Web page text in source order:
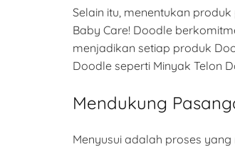
Selain itu, menentukan
Baby Care! Doodle
menjadikan setiap produk
Doodle seperti Minyak Telon
Mendukung
Menyusui adalah proses